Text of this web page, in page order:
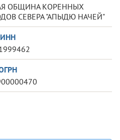
ОБЩИНА КОРЕННЫХ
СЕВЕРА "АПЫДЮ НАЧЕЙ"
ИНН